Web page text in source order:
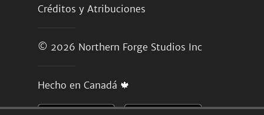
Créditos y Atribuciones
© 2026 Northern Forge Studios Inc
Hecho en Canadá 🍁